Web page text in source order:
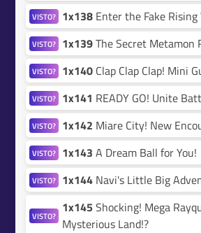
VISTO? 1x138 Enter the Fake Rising
VISTO? 1x139The Secret Metamon
VISTO? 1x140 Clap Clap Clap! Mini
VISTO? 1x141 READY GO! Unite
VISTO? 1x142 Miare City! New
VISTO? 1x143 A Dream Ball for You!
VISTO? 1x144 Navi's Little Big
VISTO? 1x145 Shocking! Mega
Mysterious Land!?